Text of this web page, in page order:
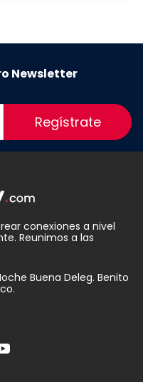
Newsletter
Regístrate
conexiones a nivel
Reunimos a las
Buena Deleg. Benito